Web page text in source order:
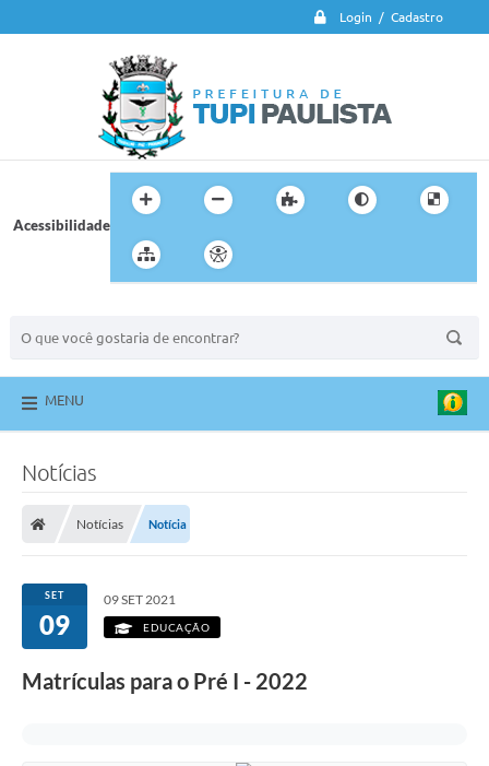
Login / Cadastro
Acessibilidade
MENU
Notícias
Notícias Notícia
SET
09
09 SET 2021
EDUCAÇÃO
Matrículas para o Pré I - 2022